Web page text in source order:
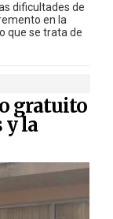
dificultades de
en la
que se trata de
gratuito
y la